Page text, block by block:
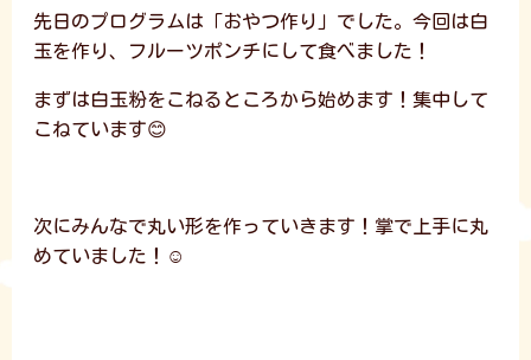
先日のプログラムは「おやつ作り」でした。今回は白
玉を作り、フルーツポンチにして食べました！
まずは白玉粉をこねるところから始めます！集中して
こねています😊
次にみんなで丸い形を作っていきます！掌で上手に丸
めていました！☺️